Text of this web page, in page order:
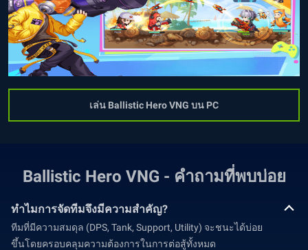
เล่น Ballistic Hero VNG บน PC
Ballistic Hero VNG - คำถามที่พบบ่อย
ทำไมการจัดทีมจึงมีความสำคัญ?
ทีมที่มีความสมดุล (DPS, Tank, Support, Utility) จะชนะได้บ่อย
ขึ้นโดยครอบคลุมความต้องการในการต่อสู้ทั้งหมด